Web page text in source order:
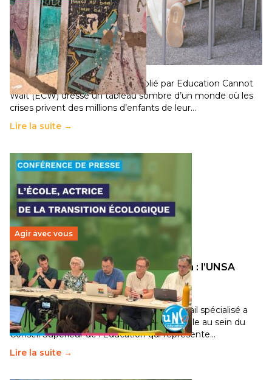
258 millions d’enfants victimes de la guerre, des
chocs climatiques et des déplacements de
population
11 juillet 2026- National
Un nouveau rapport mondial publié par Education Cannot
Wait (ECW) dresse un tableau sombre d’un monde où les
crises privent des millions d’enfants de leur…
Lire la suite →
Agir avec vous
Transition écologique de l’éducation : l’UNSA
Éducation fait bouger les lignes
30 juin 2026-National
Pendant plusieurs mois, un groupe de travail spécialisé a
travaillé sur la transition écologique de l’Ecole au sein du
Conseil Supérieur de l’Éducation qui représente…
Lire la suite →